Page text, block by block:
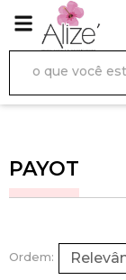
PAYOT
Ordem